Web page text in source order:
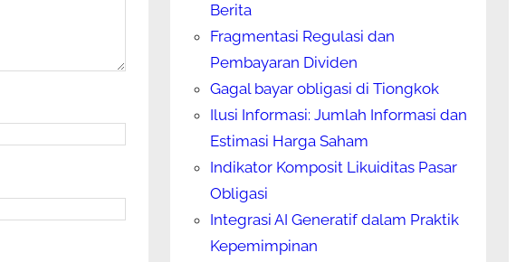
Berita
Fragmentasi Regulasi dan
Pembayaran Dividen
Gagal bayar obligasi di Tiongkok
Ilusi Informasi: Jumlah Informasi dan
Estimasi Harga Saham
Indikator Komposit Likuiditas Pasar
Obligasi
Integrasi AI Generatif dalam Praktik
Kepemimpinan